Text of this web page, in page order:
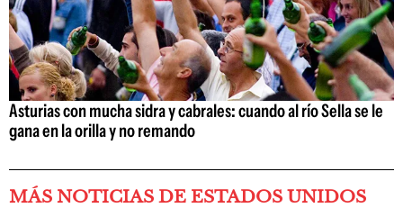
Asturias con mucha sidra y cabrales: cuando al río Sella se le
gana en la orilla y no remando
MÁS NOTICIAS DE ESTADOS UNIDOS